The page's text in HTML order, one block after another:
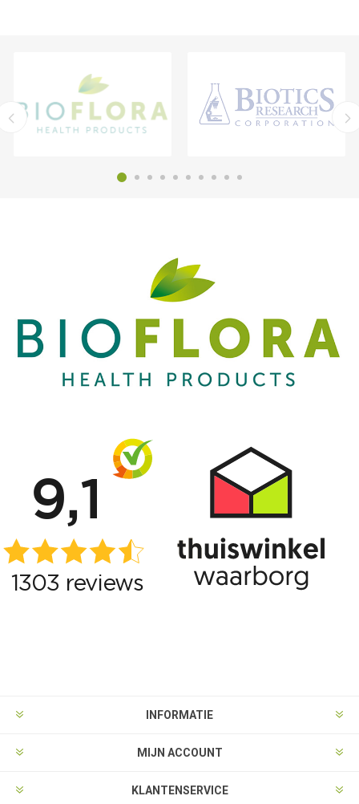
INFORMATIE
MIJN ACCOUNT
KLANTENSERVICE